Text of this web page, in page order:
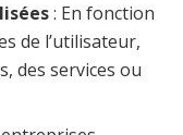
: En fonction
de l’utilisateur,
des services ou